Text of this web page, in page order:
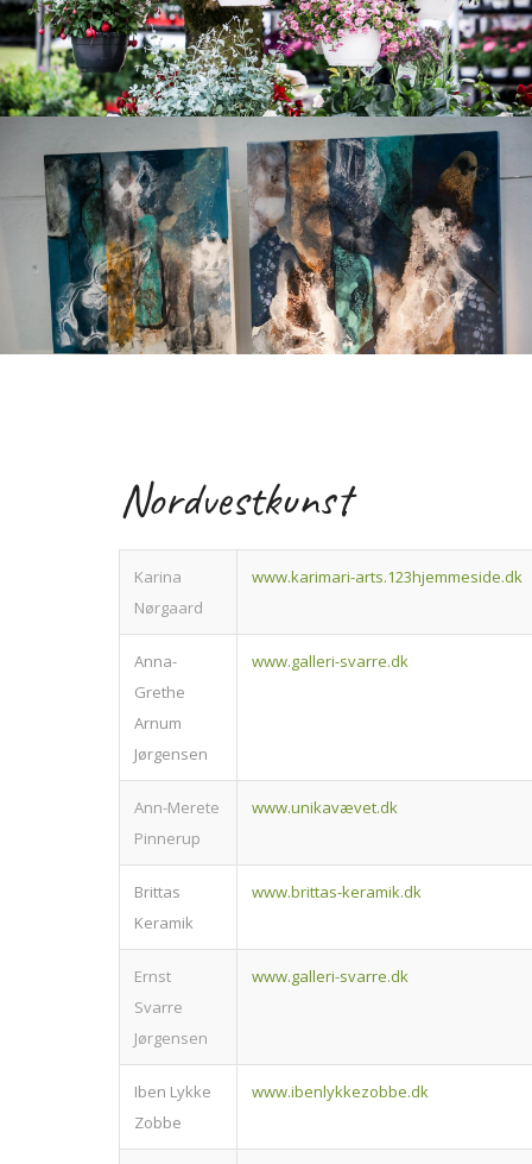
Nordvestkunst
Karina
Nørgaard
www.karimari-arts.123hjemmeside.dk
Anna-
Grethe
Arnum
Jørgensen
www.galleri-svarre.dk
Ann-Merete
Pinnerup
www.unikavævet.dk
Brittas
Keramik
www.brittas-keramik.dk
Ernst
Svarre
Jørgensen
www.galleri-svarre.dk
Iben Lykke
Zobbe
www.ibenlykkezobbe.dk